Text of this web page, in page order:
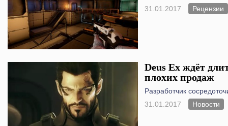
31.01.2017
Рецензии
Deus Ex ждёт
плохих продаж
Разработчик
31.01.2017
Новости